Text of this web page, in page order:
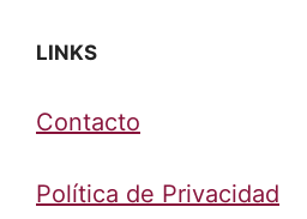
LINKS
Contacto
Política de Privacidad